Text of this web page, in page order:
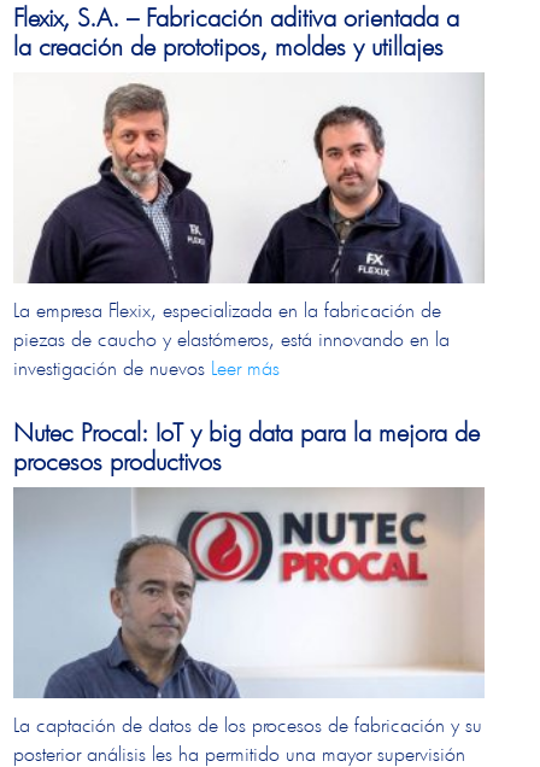
Flexix, S.A. – Fabricación aditiva orientada a
la creación de prototipos, moldes y utillajes
La empresa Flexix, especializada en la fabricación de
piezas de caucho y elastómeros, está innovando en la
investigación de nuevos Leer más
Nutec Procal: IoT y big data para la mejora de
procesos productivos
La captación de datos de los procesos de fabricación y su
posterior análisis les ha permitido una mayor supervisión